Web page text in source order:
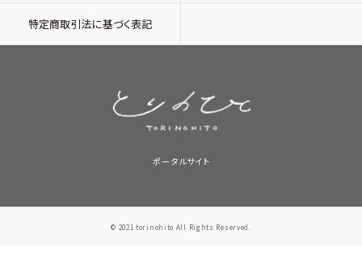
特定商取引法に基づく表記
ポータルサイト
© 2021 torinohito All Rights Reserved.